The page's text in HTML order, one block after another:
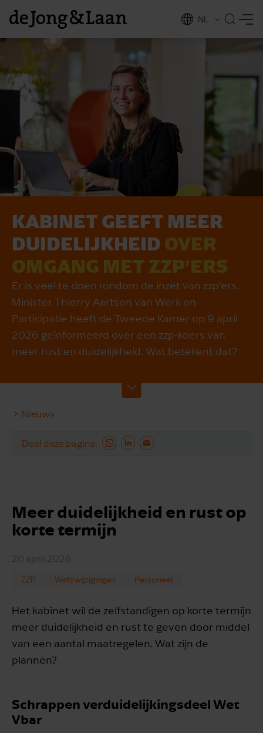
NL
EN
KABINET GEEFT MEER
DUIDELIJKHEID OVER
OMGANG MET ZZP’ERS
Er is veel te doen rondom de inzet van zzp’ers.
Minister Thierry Aartsen van Werk en
Participatie heeft de Tweede Kamer op 9 april
2026 geïnformeerd over een zzp-koers van
meer rust en duidelijkheid. Wat betekent dat?
Nieuws
Deel deze pagina
Meer duidelijkheid en rust op
korte termijn
20 april 2026
ZZP Wetswijzigingen Personeel
Het kabinet wil de zelfstandigen op korte termijn
meer duidelijkheid en rust te geven door middel
van een aantal maatregelen. Wat zijn de
plannen?
Schrappen verduidelijkingsdeel Wet
Vbar